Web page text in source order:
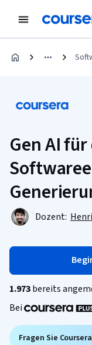
Gen AI
Dozent:
1.973bereits
Bei
Fragen Sie Coursera